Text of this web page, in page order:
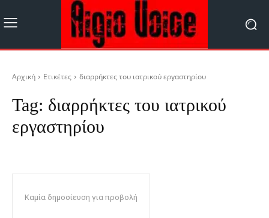
Αρχική Ετικέτες διαρρήκτες του ιατρικού εργαστηρίου
Tag: διαρρήκτες του ιατρικού
εργαστηρίου
Καμία δημοσίευση για προβολή